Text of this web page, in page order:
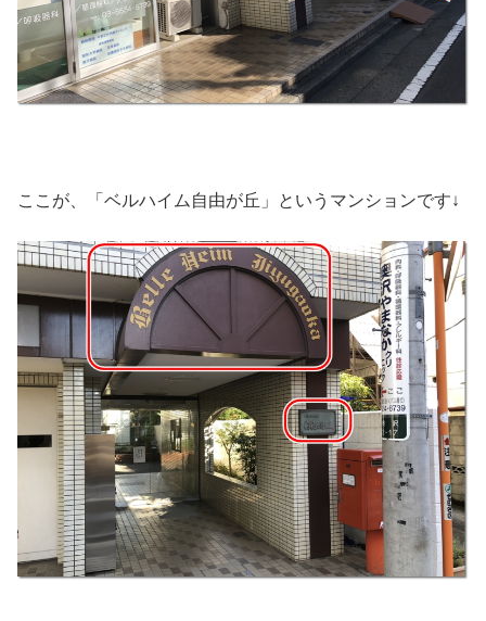
ここが、「ベルハイム自由が丘」というマンションです↓